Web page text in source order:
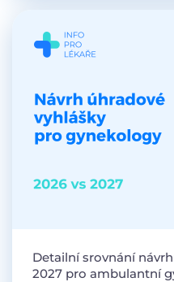
Detailní srovnání
2027 pro ambulantní